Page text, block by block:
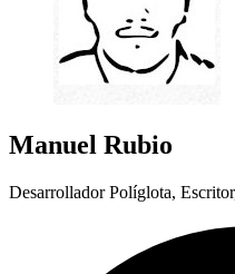
Manuel Rubio
Desarrollador Políglota,